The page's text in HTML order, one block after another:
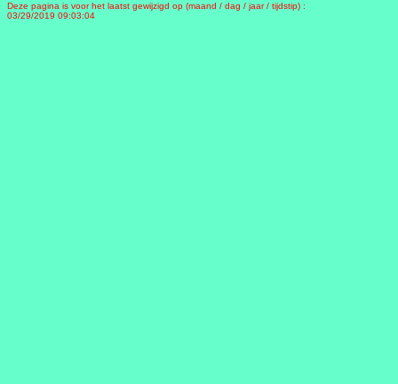
Deze pagina is voor het laatst gewijzigd op (maand / dag / jaar / tijdstip) :
03/29/2019 09:03:04